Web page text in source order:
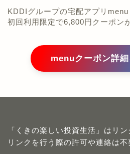
KDDIグループの宅配アプリmenu
初回利用限定で6,800円クーポン
menuクーポン詳
「くきの楽しい投資生活」はリン
リンクを行う際の許可や連絡は不